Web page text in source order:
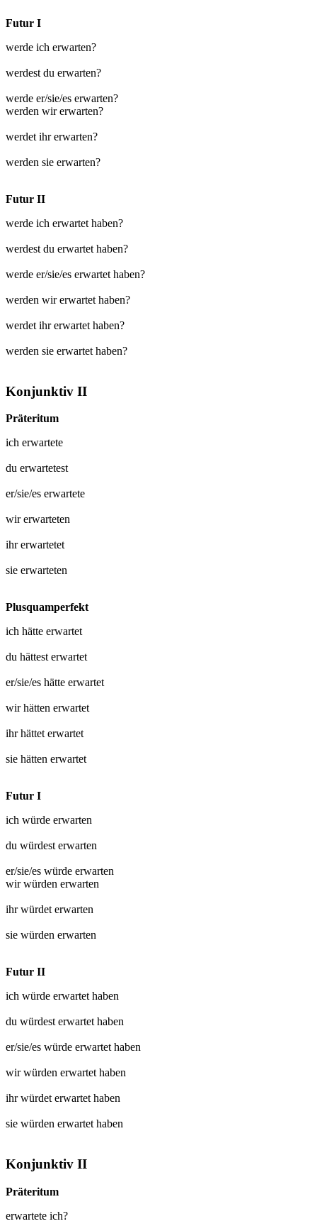
Futur I
werde ich erwarten?
werdest du erwarten?
werde er/sie/es erwarten?
werden wir erwarten?
werdet ihr erwarten?
werden sie erwarten?
Futur II
werde ich erwartet haben?
werdest du erwartet haben?
werde er/sie/es erwartet haben?
werden wir erwartet haben?
werdet ihr erwartet haben?
werden sie erwartet haben?
Konjunktiv II
Präteritum
ich erwartete
du erwartetest
er/sie/es erwartete
wirerwarteten
ihrerwartetet
sie erwarteten
Plusquamperfekt
ich hätte erwartet
du hättesterwartet
er/sie/es hätte erwartet
wir hätten erwartet
ihr hätteterwartet
sie hätten erwartet
Futur I
ich würde erwarten
du würdesterwarten
er/sie/es würde erwarten
wir würden erwarten
ihr würdeterwarten
sie würden erwarten
Futur II
ich würde erwartethaben
du würdesterwartethaben
er/sie/es würde erwartethaben
wir würden erwartethaben
ihr würdeterwartethaben
sie würden erwartethaben
Konjunktiv II
Präteritum
erwartete ich?